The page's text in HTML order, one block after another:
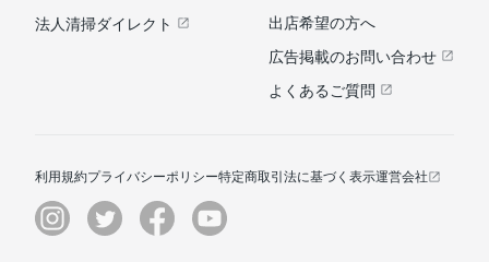
法人清掃ダイレクト
出店希望の方へ
広告掲載のお問い合わせ
よくあるご質問
利用規約プライバシーポリシー特定商取引法に基づく表示運営会社